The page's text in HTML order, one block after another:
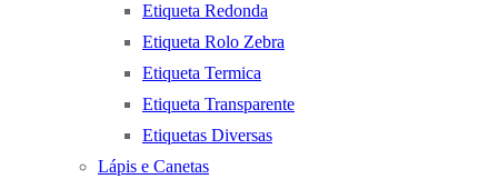
Etiqueta Redonda
Etiqueta Rolo Zebra
Etiqueta Termica
Etiqueta Transparente
Etiquetas Diversas
Lápis e Canetas